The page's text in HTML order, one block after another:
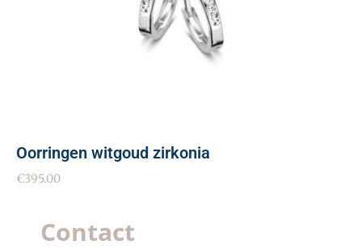
Oorringen witgoud zirkonia
€395.00
Contact